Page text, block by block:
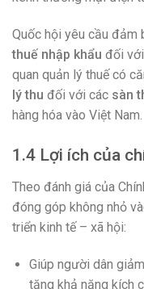
Quốc hội yêu cầu đảm
thuế nhập khẩu đối
quan quản lý thuế có
lý thu đối với các sàn
hàng hóa vào Việt Nam.
1.4 Lợi ích của
Theo đánh giá của
đóng góp không nhỏ
triển kinh tế – xã hội:
Giúp người dân
tăng khả năng kích